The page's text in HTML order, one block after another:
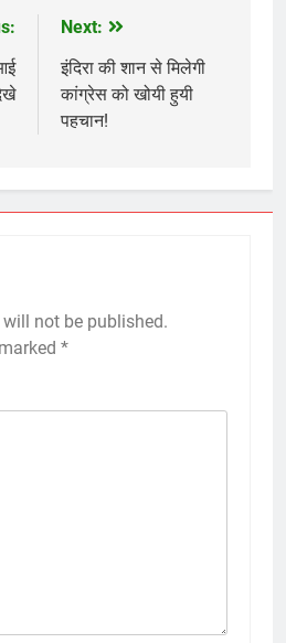
Next:
इंदिरा की शान से मिलेगी
कांग्रेस को खोयी हुयी
पहचान!
not be published.
*